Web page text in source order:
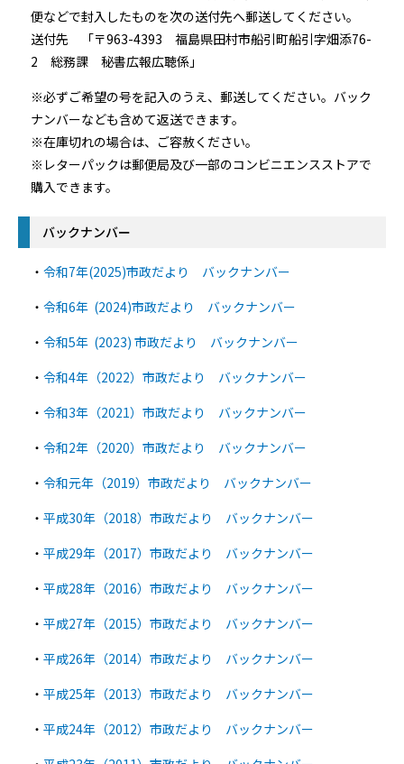
便などで封入したものを次の送付先へ郵送してください。
送付先 「〒963-4393 福島県田村市船引町船引字畑添76-
2 総務課 秘書広報広聴係」
※必ずご希望の号を記入のうえ、郵送してください。バック
ナンバーなども含めて返送できます。
※在庫切れの場合は、ご容赦ください。
※レターパックは郵便局及び一部のコンビニエンスストアで
購入できます。
バックナンバー
・ 令和7年(2025)市政だより バックナンバー
・ 令和6年 (2024)市政だより バックナンバー
・ 令和5年 (2023) 市政だより バックナンバー
・ 令和4年（2022）市政だより バックナンバー
・ 令和3年（2021）市政だより バックナンバー
・ 令和2年（2020）市政だより バックナンバー
・ 令和元年（2019）市政だより バックナンバー
・ 平成30年（2018）市政だより バックナンバー
・ 平成29年（2017）市政だより バックナンバー
・ 平成28年（2016）市政だより バックナンバー
・ 平成27年（2015）市政だより バックナンバー
・ 平成26年（2014）市政だより バックナンバー
・ 平成25年（2013）市政だより バックナンバー
・ 平成24年（2012）市政だより バックナンバー